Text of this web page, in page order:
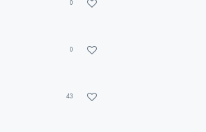
0
0
43